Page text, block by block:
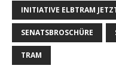
INITIATIVE ELBTRAM
SENATSBROSCHÜRE
TRAM